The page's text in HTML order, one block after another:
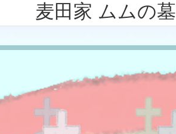
麦田家 ムムの墓